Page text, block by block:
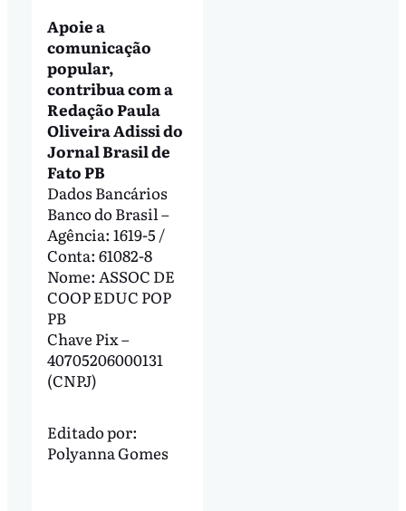
Apoie a
comunicação
popular,
contribua com a
Redação Paula
Oliveira Adissi do
Jornal Brasil de
Fato PB
Dados Bancários
Banco do Brasil –
Agência: 1619-5 /
Conta: 61082-8
Nome: ASSOC DE
COOP EDUC POP
PB
Chave Pix –
40705206000131
(CNPJ)
Editado por:
Polyanna Gomes